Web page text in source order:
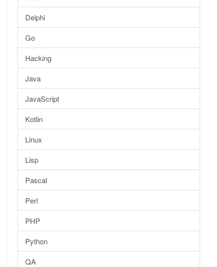
Delphi
Go
Hacking
Java
JavaScript
Kotlin
Linux
Lisp
Pascal
Perl
PHP
Python
QA